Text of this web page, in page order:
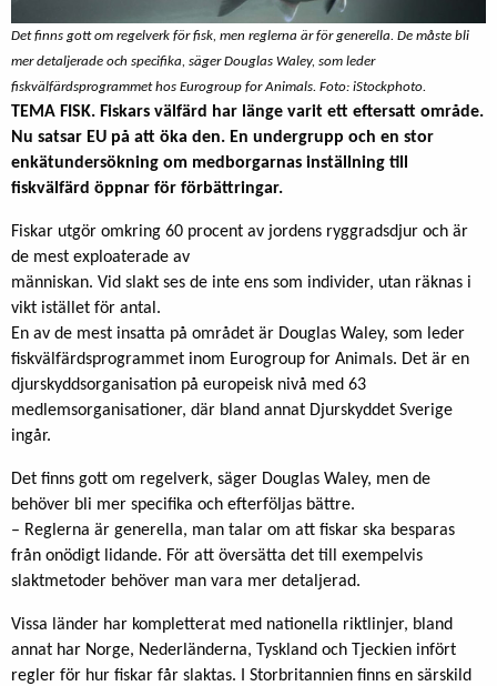
Det finns gott om regelverk för fisk, men reglerna är för generella. De måste bli
mer detaljerade och specifika, säger Douglas Waley, som leder
fiskvälfärdsprogrammet hos Eurogroup for Animals. Foto: iStockphoto.
TEMA FISK. Fiskars välfärd har länge varit ett eftersatt område.
Nu satsar EU på att öka den. En undergrupp och en stor
enkätundersökning om medborgarnas inställning till
fiskvälfärd öppnar för förbättringar.
Fiskar utgör omkring 60 procent av jordens ryggradsdjur och är
de mest exploaterade av
människan. Vid slakt ses de inte ens som individer, utan räknas i
vikt istället för antal.
En av de mest insatta på området är Douglas Waley, som leder
fiskvälfärdsprogrammet inom Eurogroup for Animals. Det är en
djurskyddsorganisation på europeisk nivå med 63
medlemsorganisationer, där bland annat Djurskyddet Sverige
ingår.
Det finns gott om regelverk, säger Douglas Waley, men de
behöver bli mer specifika och efterföljas bättre.
– Reglerna är generella, man talar om att fiskar ska besparas
från onödigt lidande. För att översätta det till exempelvis
slaktmetoder behöver man vara mer detaljerad.
Vissa länder har kompletterat med nationella riktlinjer, bland
annat har Norge, Nederländerna, Tyskland och Tjeckien infört
regler för hur fiskar får slaktas. I Storbritannien finns en särskild